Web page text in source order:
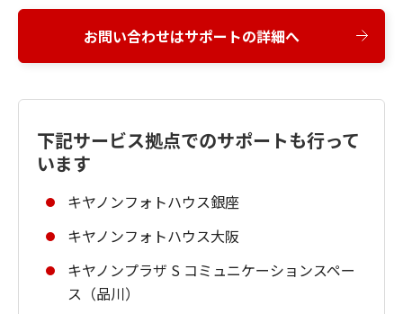
お問い合わせはサポートの詳細へ
下記サービス拠点でのサポートも行って
います
キヤノンフォトハウス銀座
キヤノンフォトハウス大阪
キヤノンプラザ S コミュニケーションスペー
ス（品川）